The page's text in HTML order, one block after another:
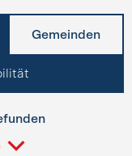
Gemeinden